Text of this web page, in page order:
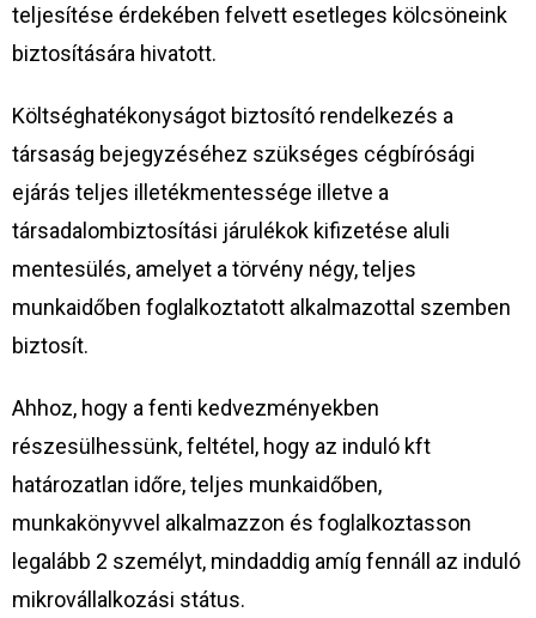
teljesítése érdekében felvett esetleges kölcsöneink
biztosítására hivatott.
Költséghatékonyságot biztosító rendelkezés a
társaság bejegyzéséhez szükséges cégbírósági
ejárás teljes illetékmentessége illetve a
társadalombiztosítási járulékok kifizetése aluli
mentesülés, amelyet a törvény négy, teljes
munkaidőben foglalkoztatott alkalmazottal szemben
biztosít.
Ahhoz, hogy a fenti kedvezményekben
részesülhessünk, feltétel, hogy az induló kft
határozatlan időre, teljes munkaidőben,
munkakönyvvel alkalmazzon és foglalkoztasson
legalább 2 személyt, mindaddig amíg fennáll az induló
mikrovállalkozási státus.